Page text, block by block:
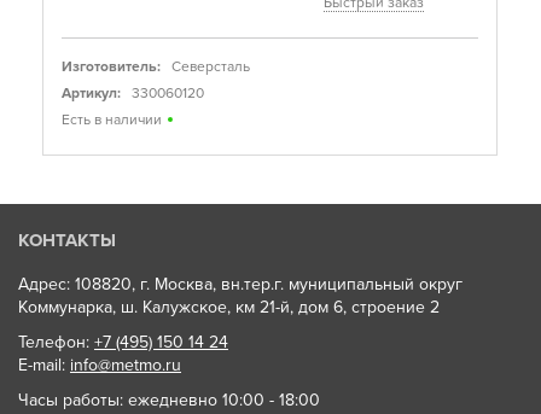
Изготовитель:
Северсталь
Артикул:
330060120
Есть в наличии
КОНТАКТЫ
Адрес: 108820, г. Москва, вн.тер.г. муниципальный округ
Коммунарка, ш. Калужское, км 21-й, дом 6, строение 2
Телефон: +7 (495) 150 14 24
E-mail: info@metmo.ru
Часы работы: ежедневно 10:00 - 18:00